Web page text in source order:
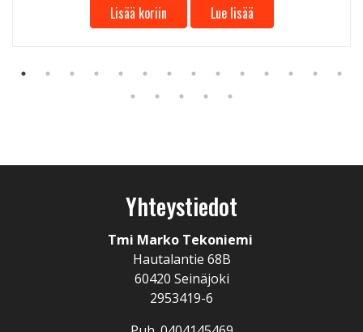
Lisää koriin Lue lisää
Yhteystiedot
Tmi Marko Tekoniemi
Hautalantie 68B
60420 Seinäjoki
2953419-6